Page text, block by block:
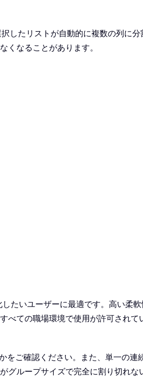
したリストが自動的に複数の列に
くなることがあります。
たいユーザーに最適です。高い柔
ての職場環境で使用が許可されて
ご確認ください。また、単一の連
ループサイズで完全に割り切れ